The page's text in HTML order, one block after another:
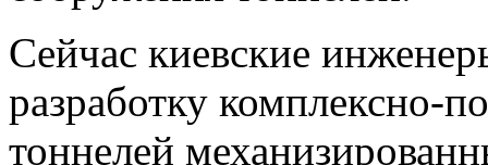
Сейчас киевские
разработку комплексно-
тоннелей